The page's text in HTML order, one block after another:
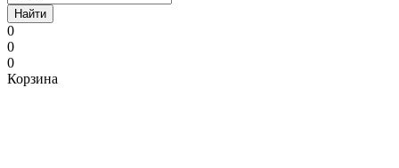
Найти
0
0
0
Корзина